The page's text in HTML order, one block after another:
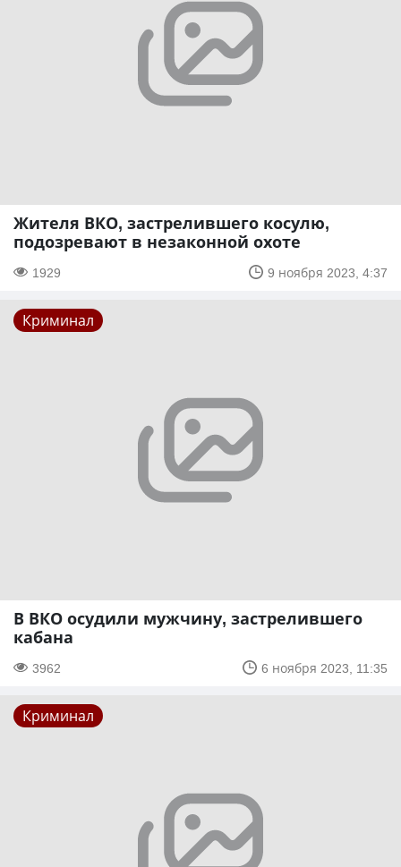
Жителя ВКО, застрелившего косулю,
подозревают в незаконной охоте
1929 9 ноября 2023, 4:37
Криминал
В ВКО осудили мужчину, застрелившего
кабана
3962 6 ноября 2023, 11:35
Криминал